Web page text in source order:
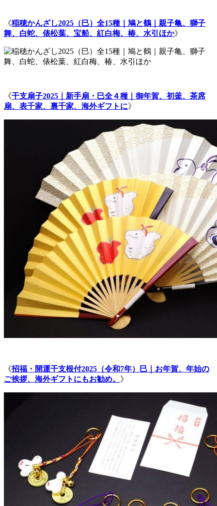
《稲穂かんざし2025（巳）全15種｜鳩と鶴｜親子亀、獅子
舞、白蛇、俵松葉、宝船、紅白梅、椿、水引ほか》
《干支扇子2025｜新手扇・巳全４種｜御年賀、初釜、茶席
扇、表千家、裏千家、海外ギフトに》
《招福・開運干支根付2025（令和7年）巳｜お年賀、年始の
ご挨拶、海外ギフトにもお勧め。 》